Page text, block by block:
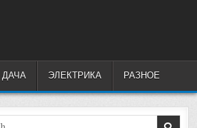
ДАЧА ЭЛЕКТРИКА РАЗНОЕ